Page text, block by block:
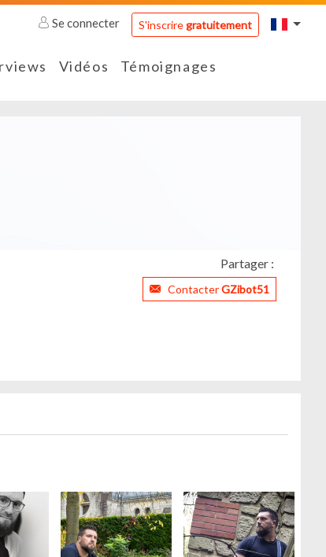
Se connecter S'inscriregratuitement
Vidéos Témoignages
Partager :
ContacterGZibot51